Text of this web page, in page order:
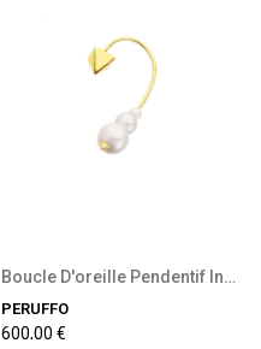
Boucle D'oreille Pendentif Incurvée Petite
PERUFFO
600,00 €